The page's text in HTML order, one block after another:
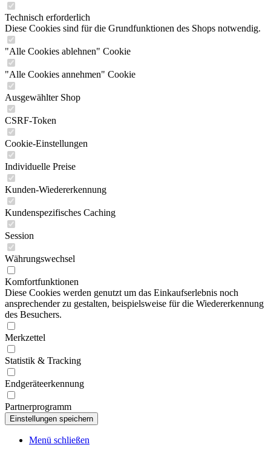
Technisch erforderlich
Diese Cookies sind für die Grundfunktionen des Shops notwendig.
"Alle Cookies ablehnen" Cookie
"Alle Cookies annehmen" Cookie
Ausgewählter Shop
CSRF-Token
Cookie-Einstellungen
Individuelle Preise
Kunden-Wiedererkennung
Kundenspezifisches Caching
Session
Währungswechsel
Komfortfunktionen
Diese Cookies werden genutzt um das Einkaufserlebnis noch
ansprechender zu gestalten, beispielsweise für die Wiedererkennung
des Besuchers.
Merkzettel
Statistik & Tracking
Endgeräteerkennung
Partnerprogramm
Menü schließen